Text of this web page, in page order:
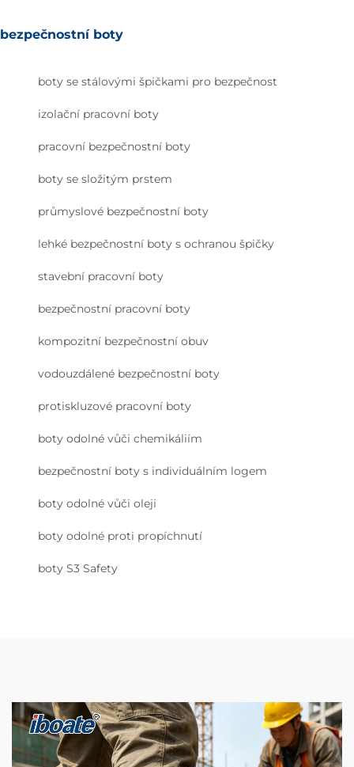
bezpečnostní boty
boty se stálovými špičkami pro bezpečnost
izolační pracovní boty
pracovní bezpečnostní boty
boty se složitým prstem
průmyslové bezpečnostní boty
lehké bezpečnostní boty s ochranou špičky
stavební pracovní boty
bezpečnostní pracovní boty
kompozitní bezpečnostní obuv
vodouzdálené bezpečnostní boty
protiskluzové pracovní boty
boty odolné vůči chemikáliím
bezpečnostní boty s individuálním logem
boty odolné vůči oleji
boty odolné proti propíchnutí
boty S3 Safety